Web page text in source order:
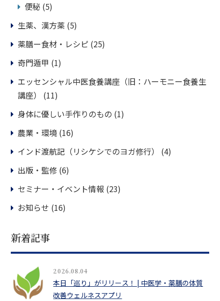
便秘 (5)
生薬、漢方薬 (5)
薬膳ー食材・レシピ (25)
奇門遁甲 (1)
エッセンシャル中医食養講座（旧：ハーモニー食養生
講座）
(11)
身体に優しい手作りのもの (1)
農業・環境 (16)
インド渡航記（リシケシでのヨガ修行）
(4)
出版・監修 (6)
セミナー・イベント情報 (23)
お知らせ (16)
新着記事
2026.08.04
本日「巡り」がリリース！ | 中医学・薬膳の体質
改善ウェルネスアプリ